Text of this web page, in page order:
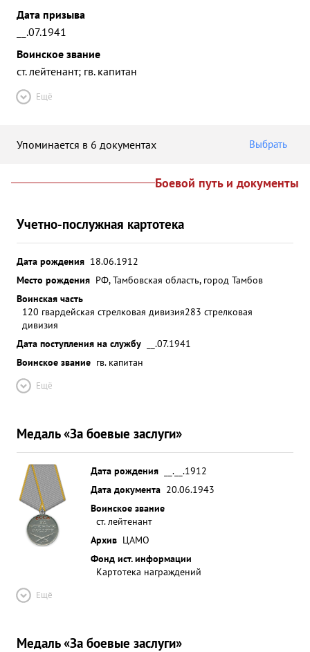
Дата призыва
__.07.1941
Воинское звание
ст. лейтенант; гв. капитан
Ещё
Упоминается в 6 документах Выбрать
Боевой путь и документы
Учетно-послужная картотека
Дата рождения 18.06.1912
Место рождения РФ, Тамбовская область, город Тамбов
Воинская часть
120 гвардейская стрелковая дивизия283 стрелковая
дивизия
Дата поступления на службу
__.07.1941
Воинское звание гв. капитан
Ещё
Медаль «За боевые заслуги»
Дата рождения
__.__.1912
Дата документа 20.06.1943
Воинское звание
ст. лейтенант
Архив ЦАМО
Фонд ист. информации
Картотека награждений
Ещё
Медаль «За боевые заслуги»